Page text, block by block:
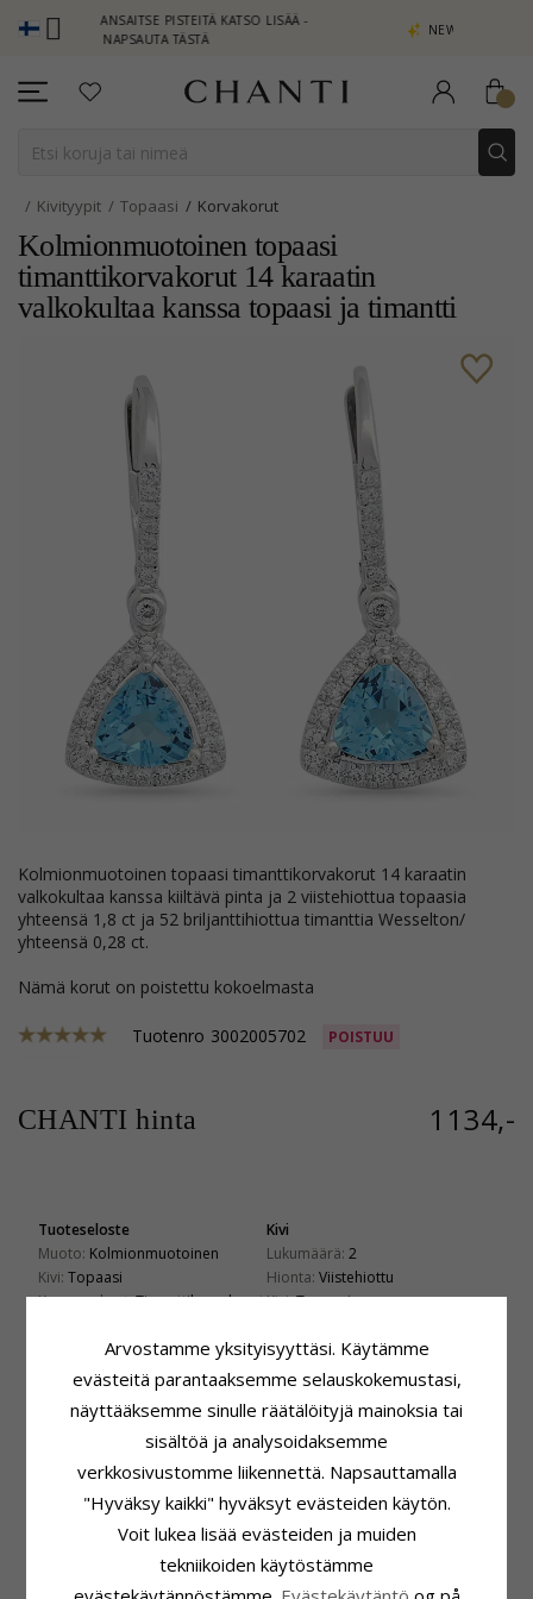
- ANSAITSE PISTEITÄ KATSO LISÄÄ -
NAPSAUTA TÄSTÄ
NEW COLLECTION |
Kivityypit Topaasi Korvakorut
Kolmionmuotoinen topaasi
timanttikorvakorut 14 karaatin
valkokultaa kanssa topaasi ja timantti
kolmionmuotoinen topaasi timanttikorvakorut 14 karaatin
valkokultaa kanssa kiiltävä pinta ja 2 viistehiottua topaasia
yhteensä 1,8 ct ja 52 briljanttihiottua timanttia Wesselton/
yhteensä 0,28 ct.
Nämä korut on poistettu kokoelmasta
Tuotenro 3002005702 POISTUU
CHANTI hinta 1134,-
Tuoteseloste
Muoto: Kolmionmuotoinen
Kivi: Topaasi
Korvarenkaat:Timanttikorvakorut
14 Karaatin Valkokultaa
Kiiltävä
Kivi
Lukumäärä: 2
Hionta: Viistehiottu
Kivi:Topaasi
Kivi
Lukumäärä: 52
Hionta:Briljanttihiottu
Timantti
Timantin Väri:
Timantin Kirkkaus: SI
Karaatti:0,28
Korkeus Koukun Kanssa:25,0 mm
Korkeus:9,7 mm
Toimitusaika
Toimitusaika:4-5 Arkipäivä
Arvostamme yksityisyyttäsi. Käytämme
evästeitä parantaaksemme selauskokemustasi,
näyttääksemme sinulle räätälöityjä mainoksia tai
sisältöä ja analysoidaksemme
verkkosivustomme liikennettä. Napsauttamalla
"Hyväksy kaikki" hyväksyt evästeiden käytön.
Voit lukea lisää evästeiden ja muiden
tekniikoiden käytöstämme